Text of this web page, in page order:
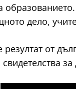
дело,
резултат от